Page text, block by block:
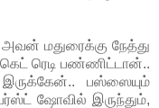
மதுரைக்கு நேத்து
ரெடி பண்ணிட்டான்..
பஸ்ஸையும்
ஷோவில் இருந்தும்,